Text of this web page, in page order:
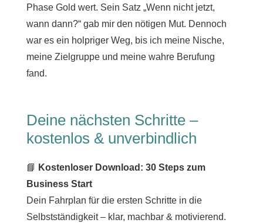
Phase Gold wert. Sein Satz „Wenn nicht jetzt,
wann dann?“ gab mir den nötigen Mut. Dennoch
war es ein holpriger Weg, bis ich meine Nische,
meine Zielgruppe und meine wahre Berufung
fand.
Deine nächsten Schritte –
kostenlos & unverbindlich
📘 Kostenloser Download: 30 Steps zum
Business Start
Dein Fahrplan für die ersten Schritte in die
Selbstständigkeit – klar, machbar & motivierend.